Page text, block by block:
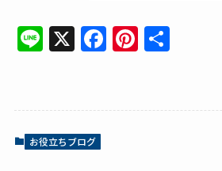
Li
n
X F
a
e
Pi
n
re
共
お役立ちブログ